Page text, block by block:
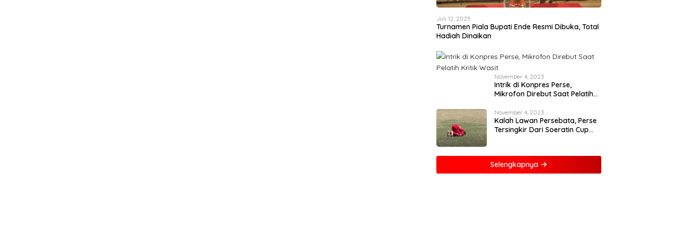
Juli 12, 2025
Turnamen Piala Bupati Ende Resmi Dibuka, Total
Hadiah Dinaikan
November 4, 2023
Intrik di Konpres Perse,
Mikrofon Direbut Saat Pelatih
November 4, 2023
Kalah Lawan Persebata, Perse
Tersingkir Dari Soeratin Cup
Selengkapnya